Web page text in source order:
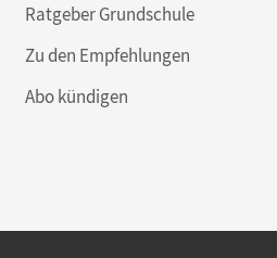
Ratgeber Grundschule
Zu den Empfehlungen
Abo kündigen